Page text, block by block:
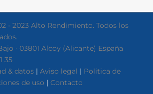
- 2023 Alto Rendimiento. Todos los
· 03801 Alcoy (Alicante) España
35
& datos | Aviso legal | Política de
de uso | Contacto